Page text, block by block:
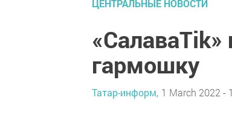
ЦЕНТРАЛЬНЫЕ НОВОСТИ
гармошку
Татар-информ, 1 March 2022 -